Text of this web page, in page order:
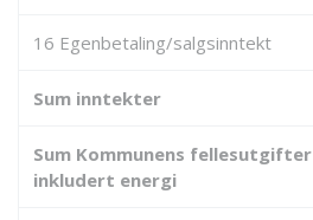
16 Egenbetaling/salgsinntekt
Sum inntekter
Sum Kommunens fellesutgifter
inkludert energi